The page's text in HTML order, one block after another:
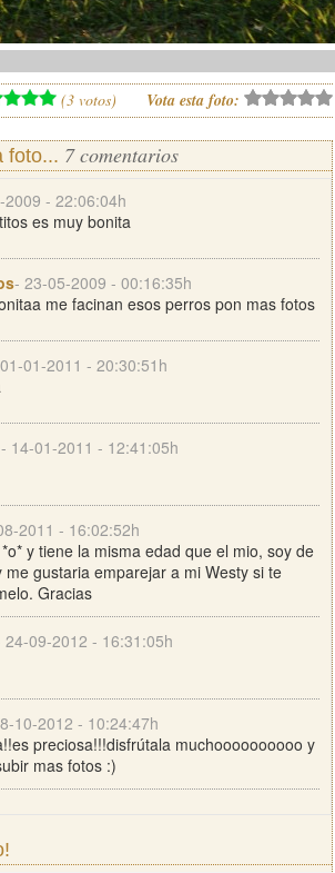
(3 votos) Vota esta foto:
foto... 7 comentarios
2009 - 22:06:04h
es muy bonita
- 23-05-2009 - 00:16:35h
me facinan esos perros pon mas fotos
01-2011 - 20:30:51h
- 14-01-2011 - 12:41:05h
2011 - 16:02:52h
y tiene la misma edad que el mio, soy de
me gustaria emparejar a mi Westy si te
Gracias
24-09-2012 - 16:31:05h
10-2012 - 10:24:47h
preciosa!!!disfrútala muchoooooooooo y
mas fotos :)